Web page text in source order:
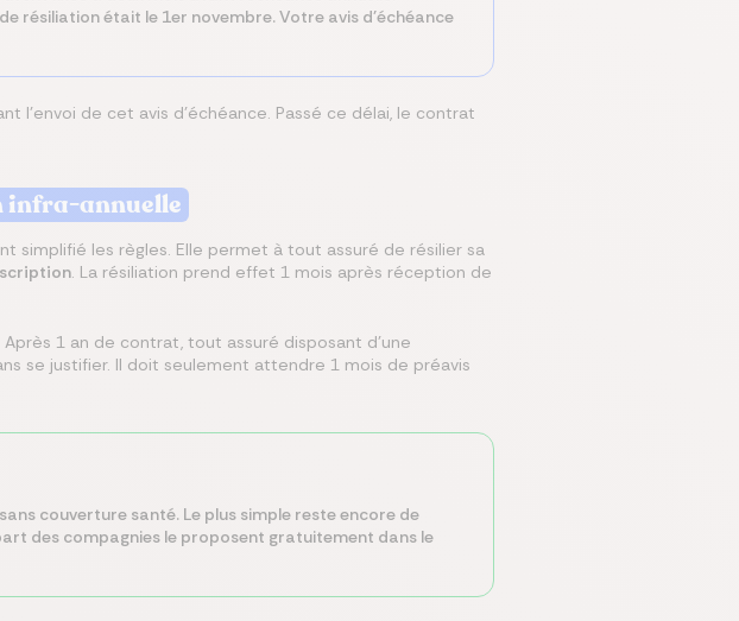
résiliation était le 1er novembre. Votre avis d'échéance
l’envoi de cet avis d’échéance. Passé ce délai, le contrat
infra-annuelle
simplifié les règles. Elle permet à tout assuré de résilier sa
. La résiliation prend effet 1 mois après réception de
1 an de contrat, tout assuré disposant d'une
se justifier. Il doit seulement attendre 1 mois de préavis
couverture santé. Le plus simple reste encore de
des compagnies le proposent gratuitement dans le